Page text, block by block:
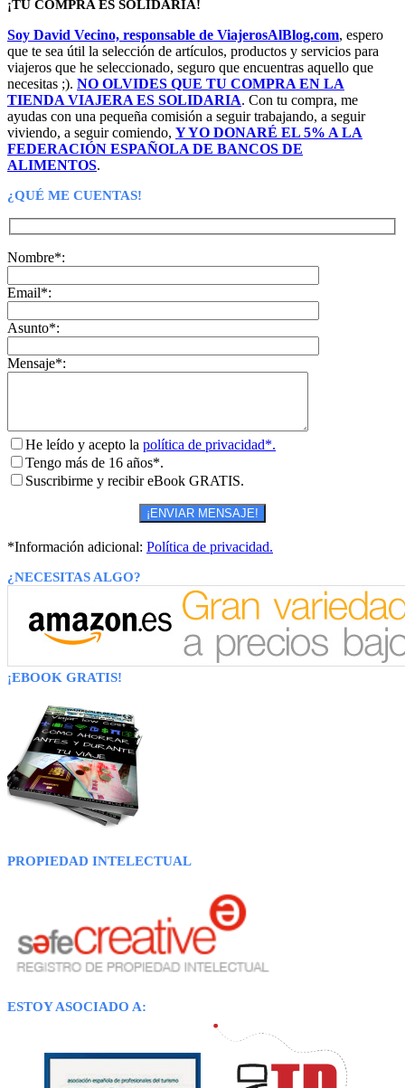
¡TU COMPRA ES SOLIDARIA!
Soy David Vecino, responsable de ViajerosAlBlog.com, espero
que te sea útil la selección de artículos, productos y servicios para
viajeros que he seleccionado, seguro que encuentras aquello que
necesitas ;). NO OLVIDES QUE TU COMPRA EN LA
TIENDA VIAJERA ES SOLIDARIA. Con tu compra, me
ayudas con una pequeña comisión a seguir trabajando, a seguir
viviendo, a seguir comiendo, Y YO DONARÉ EL 5% A LA
FEDERACIÓN ESPAÑOLA DE BANCOS DE
ALIMENTOS.
¿QUÉ ME CUENTAS!
Nombre*:
Email*:
Asunto*:
Mensaje*:
He leído y acepto la política de privacidad*.
Tengo más de 16 años*.
Suscribirme y recibir eBook GRATIS.
*Información adicional: Política de privacidad.
¿NECESITAS ALGO?
¡EBOOK GRATIS!
PROPIEDAD INTELECTUAL
ESTOY ASOCIADO A: